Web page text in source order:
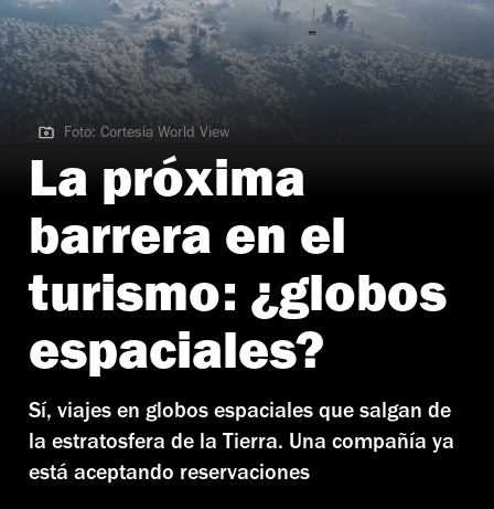
Foto: Cortesía World View
Foto: Cortesía World View
La próxima
barrera en el
turismo: ¿globos
espaciales?
Sí, viajes en globos espaciales que salgan de
la estratosfera de la Tierra. Una compañía ya
está aceptando reservaciones